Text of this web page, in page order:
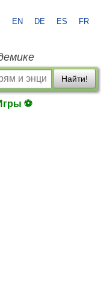
EN DE ES FR
Найти!
⚽